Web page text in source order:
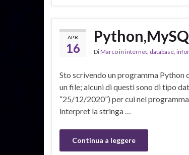
APR
16 DiMarcoin internet, database,
Sto scrivendo un programma Python
un file; alcuni di questi sono di tipo
“25/12/2020”) per cui nel
interpret la stringa …
Continua a leggere